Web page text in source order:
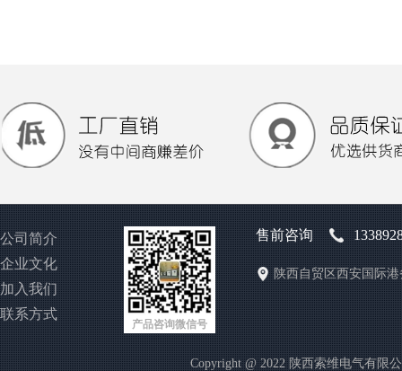
公司简介
企业文化
加入我们
联系方式
产品咨询微信号
售前咨询
陕西自贸区西安国际
Copyright @ 2022 陕西索维电气有限